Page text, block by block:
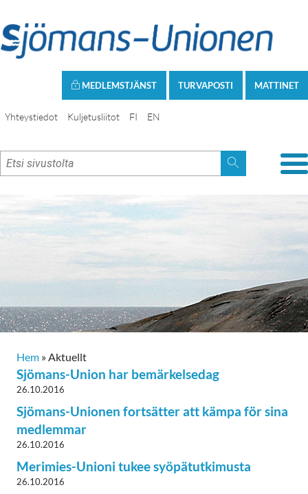
MATTINET
TURVAPOSTI
MEDLEMSTJÄNST
Yhteystiedot Kuljetusliitot FI EN
Hem »Aktuellt
Sjömans-Union har bemärkelsedag
26.10.2016
Sjömans-Unionen fortsätter att kämpa för sina
medlemmar
26.10.2016
Merimies-Unioni tukee syöpätutkimusta
26.10.2016